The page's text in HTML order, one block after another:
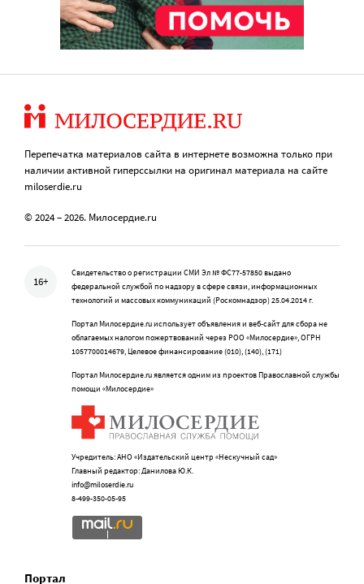
Перепечатка материалов сайта в интернете возможна только при
наличии активной гиперссылки на оригинал материала на сайте
miloserdie.ru
© 2024 – 2026. Милосердие.ru
16+
Свидетельство о регистрации СМИ Эл № ФС77-57850 выдано
федеральной службой по надзору в сфере связи, информационных
технологий и массовых коммуникаций (Роскомнадзор) 25.04.2014 г.
Портал Милосердие.ru использует объявления и веб-сайт для сбора не
облагаемых налогом пожертвований через РОО «Милосердие», ОГРН
1057700014679, Целевое финансирование (010), (140), (171)
Портал Милосердие.ru является одним из проектов Православной службы
помощи «Милосердие»
Учредитель: АНО «Издательский центр «Нескучный сад»
Главный редактор: Данилова Ю.К.
info@miloserdie.ru
8-499-350-05-95
Портал